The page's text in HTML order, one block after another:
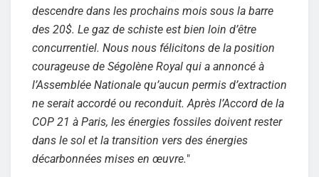
descendre dans les prochains mois sous la barre
des 20$. Le gaz de schiste est bien loin d’être
concurrentiel. Nous nous félicitons de la position
courageuse de Ségolène Royal qui a annoncé à
l’Assemblée Nationale qu’aucun permis d’extraction
ne serait accordé ou reconduit. Après l’Accord de la
COP 21 à Paris, les énergies fossiles doivent rester
dans le sol et la transition vers des énergies
décarbonnées mises en œuvre."